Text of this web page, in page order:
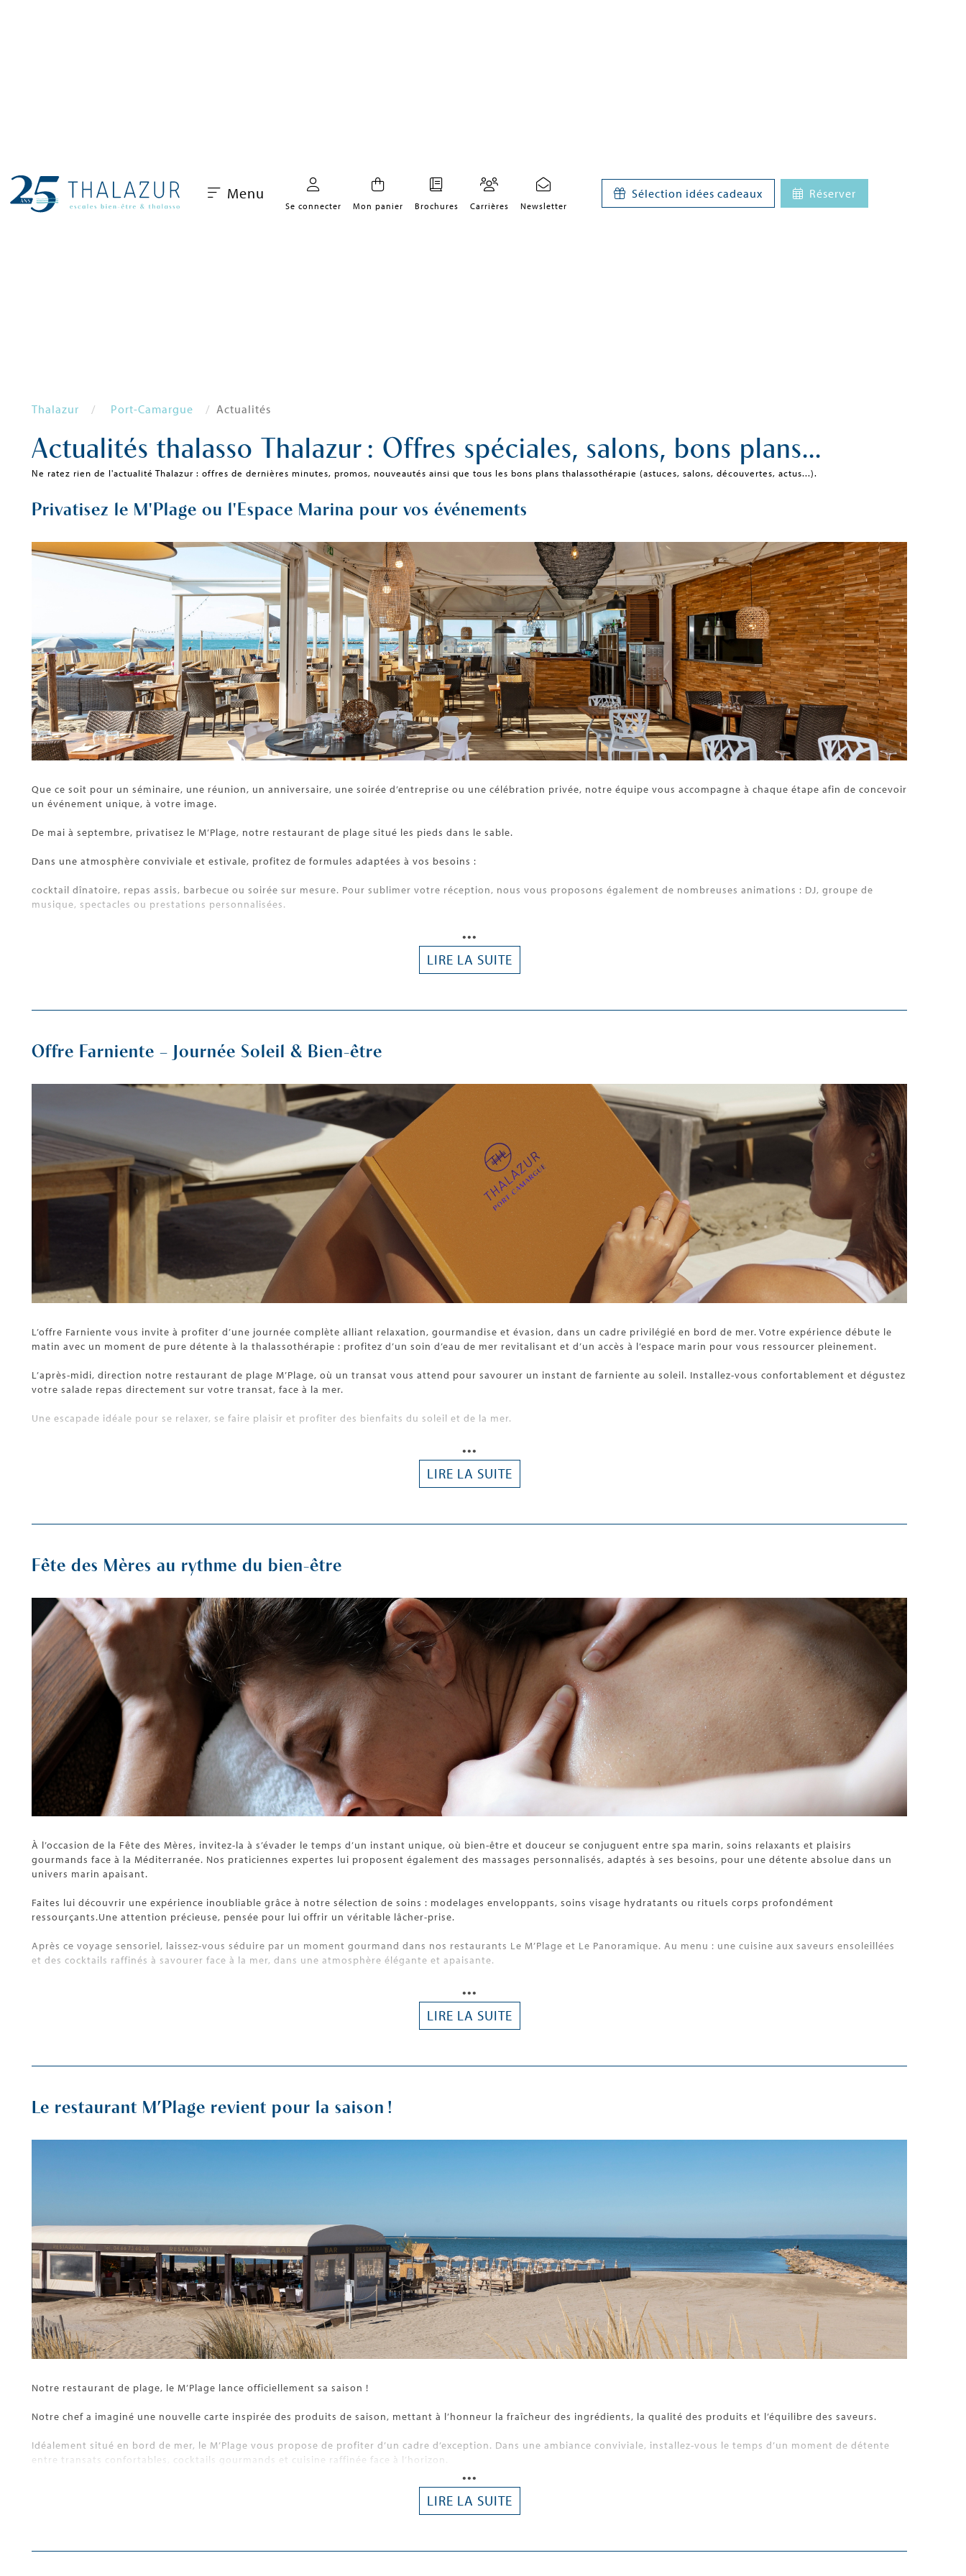
Menu
Se connecter Mon panier Brochures Carrières Newsletter
Sélection idées cadeaux Réserver
Thalazur Port-Camargue Actualités
Actualités thalasso Thalazur : Offres spéciales, salons, bons plans...
Ne ratez rien de l'actualité Thalazur : offres de dernières minutes, promos, nouveautés ainsi que tous les bons plans thalassothérapie (astuces, salons, découvertes, actus...).
Privatisez le M'Plage ou l'Espace Marina pour vos événements
Que ce soit pour un séminaire, une réunion, un anniversaire, une soirée d’entreprise ou une célébration privée, notre équipe vous accompagne à chaque étape afin de concevoir
un événement unique, à votre image.
De mai à septembre, privatisez le M’Plage, notre restaurant de plage situé les pieds dans le sable.
Dans une atmosphère conviviale et estivale, profitez de formules adaptées à vos besoins :
cocktail dînatoire, repas assis, barbecue ou soirée sur mesure. Pour sublimer votre réception, nous vous proposons également de nombreuses animations : DJ, groupe de
musique, spectacles ou prestations personnalisées.
Toute l’année, découvrez l’Espace Marina, situé au 6ᵉ étage de l’établissement. Baigné de lumière et offrant une vue panoramique sur Port Camargue, cet espace élégant est
Pour imaginer ensemble votre projet et recevoir un devis personnalisé, contactez-nous au 04 66 73 60 01.
•••
LIRE LA SUITE
Offre Farniente – Journée Soleil & Bien-être
L’offre Farniente vous invite à profiter d’une journée complète alliant relaxation, gourmandise et évasion, dans un cadre privilégié en bord de mer. Votre expérience débute le
matin avec un moment de pure détente à la thalassothérapie : profitez d’un soin d’eau de mer revitalisant et d’un accès à l’espace marin pour vous ressourcer pleinement.
L’après-midi, direction notre restaurant de plage M’Plage, où un transat vous attend pour savourer un instant de farniente au soleil. Installez-vous confortablement et dégustez
votre salade repas directement sur votre transat, face à la mer.
Une escapade idéale pour se relaxer, se faire plaisir et profiter des bienfaits du soleil et de la mer.
•••
LIRE LA SUITE
Fête des Mères au rythme du bien-être
À l’occasion de la Fête des Mères, invitez-la à s’évader le temps d’un instant unique, où bien-être et douceur se conjuguent entre spa marin, soins relaxants et plaisirs
gourmands face à la Méditerranée. Nos praticiennes expertes lui proposent également des massages personnalisés, adaptés à ses besoins, pour une détente absolue dans un
univers marin apaisant.
Faites lui découvrir une expérience inoubliable grâce à notre sélection de soins : modelages enveloppants, soins visage hydratants ou rituels corps profondément
ressourçants.Une attention précieuse, pensée pour lui offrir un véritable lâcher-prise.
Après ce voyage sensoriel, laissez-vous séduire par un moment gourmand dans nos restaurants Le M’Plage et Le Panoramique. Au menu : une cuisine aux saveurs ensoleillées
et des cocktails raffinés à savourer face à la mer, dans une atmosphère élégante et apaisante.
•••
LIRE LA SUITE
Le restaurant M’Plage revient pour la saison !
Notre restaurant de plage, le M’Plage lance officiellement sa saison !
Notre chef a imaginé une nouvelle carte inspirée des produits de saison, mettant à l’honneur la fraîcheur des ingrédients, la qualité des produits et l’équilibre des saveurs.
Idéalement situé en bord de mer, le M’Plage vous propose de profiter d’un cadre d’exception. Dans une ambiance conviviale, installez-vous le temps d’un moment de détente
entre transats confortables, cocktails gourmands et cuisine raffinée face à l’horizon.
•••
LIRE LA SUITE